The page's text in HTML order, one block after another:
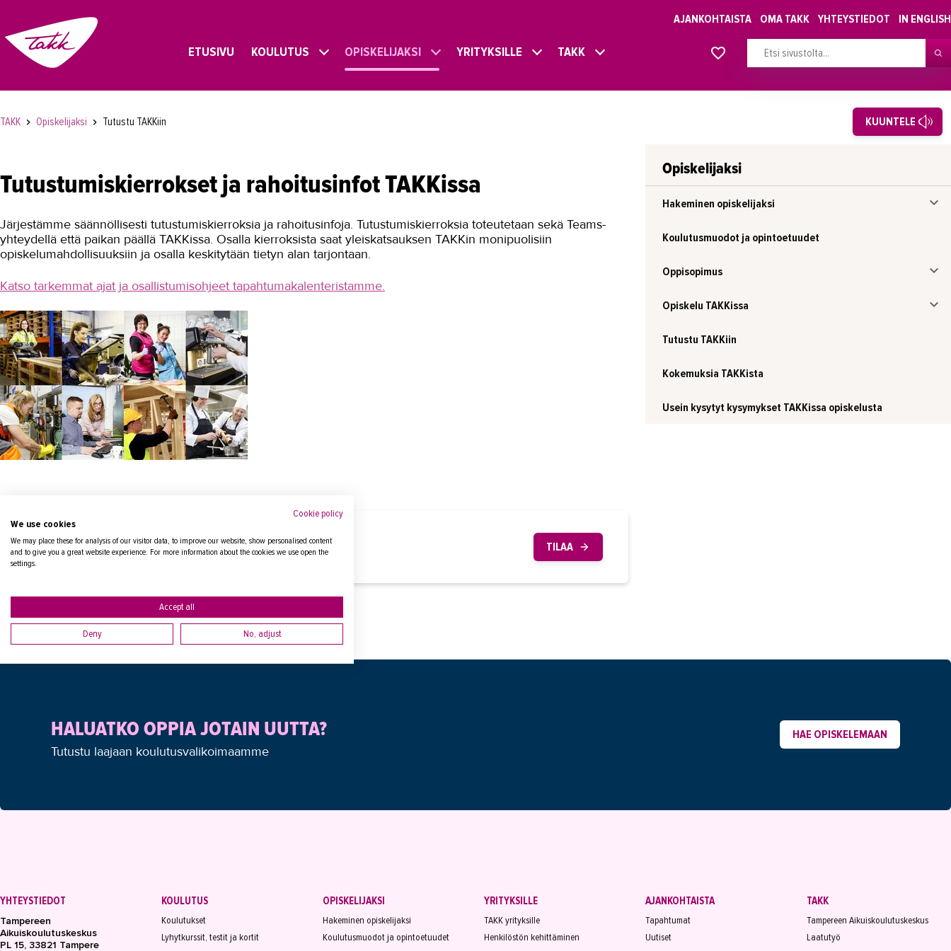
AJANKOHTAISTA OMA TAKK YHTEYSTIEDOT IN ENGLISH
ETUSIVU KOULUTUS OPISKELIJAKSI YRITYKSILLE TAKK
TAKK Opiskelijaksi Tutustu TAKKiin KUUNTELE
Tutustumiskierrokset ja rahoitusinfot TAKKissa
Järjestämme säännöllisesti tutustumiskierroksia ja rahoitusinfoja. Tutustumiskierroksia toteutetaan sekä Teams-
yhteydellä että paikan päällä TAKKissa. Osalla kierroksista saat yleiskatsauksen TAKKin monipuolisiin
opiskelumahdollisuuksiin ja osalla keskitytään tietyn alan tarjontaan.
Katso tarkemmat ajat ja osallistumisohjeet tapahtumakalenteristamme.
Tilaa uutiskirje!
Valitse kiinnostavat aiheet ja tilaa!
TILAA
Opiskelijaksi
Hakeminen opiskelijaksi
Koulutusmuodot ja opintoetuudet
Oppisopimus
Opiskelu TAKKissa
Tutustu TAKKiin
Kokemuksia TAKKista
Usein kysytyt kysymykset TAKKissa opiskelusta
HALUATKO OPPIA JOTAIN UUTTA?
Tutustu laajaan koulutusvalikoimaamme
HAE OPISKELEMAAN
YHTEYSTIEDOT
Tampereen
Aikuiskoulutuskeskus
PL 15, 33821 Tampere
KOULUTUS
Koulutukset
Lyhytkurssit, testit ja kortit
OPISKELIJAKSI
Hakeminen opiskelijaksi
Koulutusmuodot ja opintoetuudet
YRITYKSILLE
TAKK yrityksille
Henkilöstön kehittäminen
AJANKOHTAISTA
Tapahtumat
Uutiset
TAKK
Tampereen Aikuiskoulutuskeskus
Laatutyö
Alkavat koulutukset osiosta
Cookie policy
We use cookies
We may place these for analysis of our visitor data, to improve our website, show personalised content
and to give you a great website experience. For more information about the cookies we use open the
settings.
Accept all
Deny No, adjust